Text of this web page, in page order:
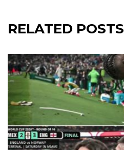
RELATED POSTS